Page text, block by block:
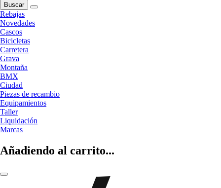
Buscar
Rebajas
Novedades
Cascos
Bicicletas
Carretera
Grava
Montaña
BMX
Ciudad
Piezas de recambio
Equipamientos
Taller
Liquidación
Marcas
Añadiendo al carrito...